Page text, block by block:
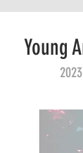
Young